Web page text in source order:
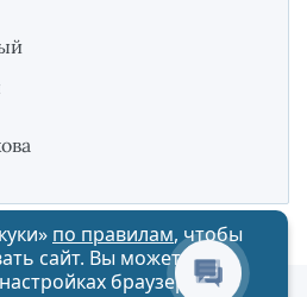
по правилам, чтобы
сайт. Вы можете
браузера